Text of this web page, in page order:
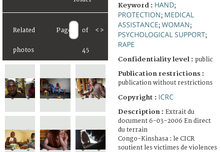
Related
photos
Page of
45
< >
Keyword : HAND;
PROTECTION; MEDICAL
ASSISTANCE; WOMAN;
PSYCHOLOGICAL SUPPORT;
RAPE
Confidentiality level : public
Publication restrictions :
publication without restrictions
Copyright : ICRC
Description : Extrait du
document 6-03-2006 En direct
du terrain
Congo-Kinshasa : le CICR
soutient les victimes de violences